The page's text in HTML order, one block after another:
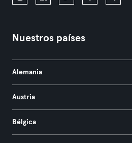
Nuestros países
Alemania
Austria
Bélgica